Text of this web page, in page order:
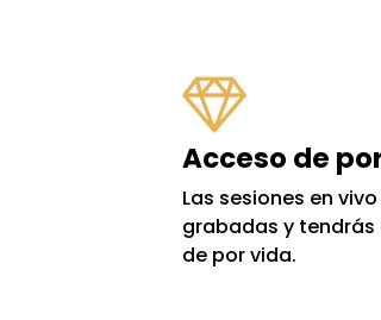
Acceso de
Las sesiones en
grabadas y tendrás
de por vida.